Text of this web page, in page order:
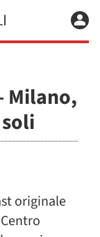
Milano,
originale